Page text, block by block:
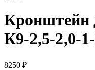
Кронштейн
К9-2,5-2,0-
8250 ₽